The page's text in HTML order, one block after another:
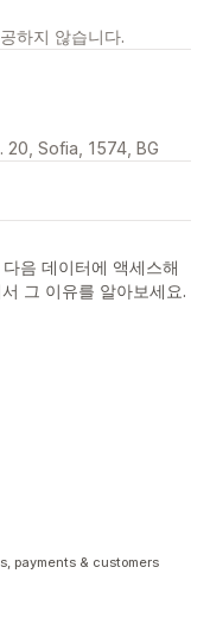
하지 않습니다.
20, Sofia, 1574, BG
음 데이터에 액세스해
그 이유를 알아보세요.
payments & customers